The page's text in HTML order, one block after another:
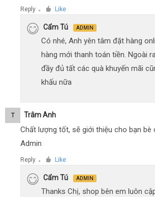
Reply ● Like
Cẩm Tú ADMIN
Có nhé, Anh yên tâm đặt hàng
hàng mới thanh toán tiền. Ngoài
đầy đủ tất các quà khuyến mãi
khấu nữa
T Trâm Anh
Chất lượng tốt, sẽ giới thiệu cho bạn bè
Admin
Reply ● Like
Cẩm Tú ADMIN
Thanks Chị, shop bên em luôn